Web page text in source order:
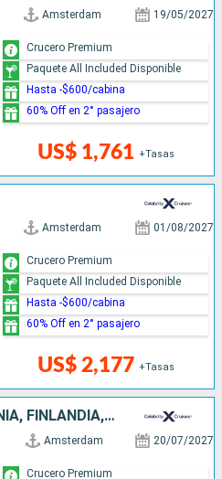
Amsterdam 19/05/2027
US$ 1,761 +Tasas
Crucero Premium
Paquete All Included Disponible
Hasta -$600/cabina
60% Off en 2° pasajero
Amsterdam 01/08/2027
US$ 2,177 +Tasas
Crucero Premium
Paquete All Included Disponible
Hasta -$600/cabina
60% Off en 2° pasajero
NORUEGA, SUECIA, ESTONIA, FINLANDIA, DINAMARCA, PAISES BAJOS
Amsterdam 20/07/2027
Crucero Premium